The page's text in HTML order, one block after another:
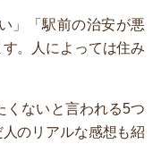
」「駅前の治安が悪
。人によっては住み
くないと言われる5つ
のリアルな感想も紹